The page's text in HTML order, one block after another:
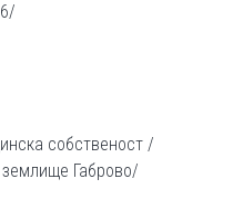
собственост /
Габрово/